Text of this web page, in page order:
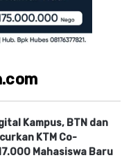
Kampus, BTN dan
KTM Co-
Mahasiswa Baru